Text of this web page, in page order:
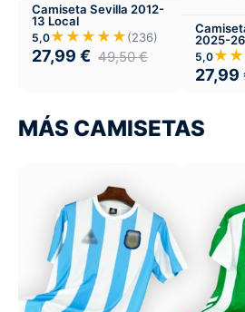
Camiseta Sevilla 2012-
13 Local
5,0★★★★★(236)
27,99 € 49,50€
2025-
5,0
27,99
MÁS CAMISETAS